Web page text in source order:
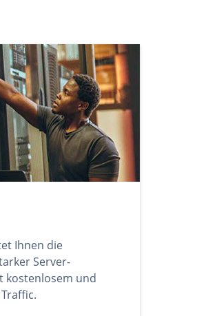
Ihnen die
Server-
kostenlosem und